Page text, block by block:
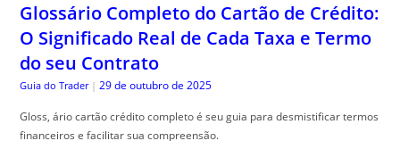
Glossário Completo do Cartão de Crédito:
O Significado Real de Cada Taxa e Termo
do seu Contrato
Guia do Trader | 29 de outubro de 2025
Gloss, ário cartão crédito completo é seu guia para desmistificar termos
financeiros e facilitar sua compreensão.